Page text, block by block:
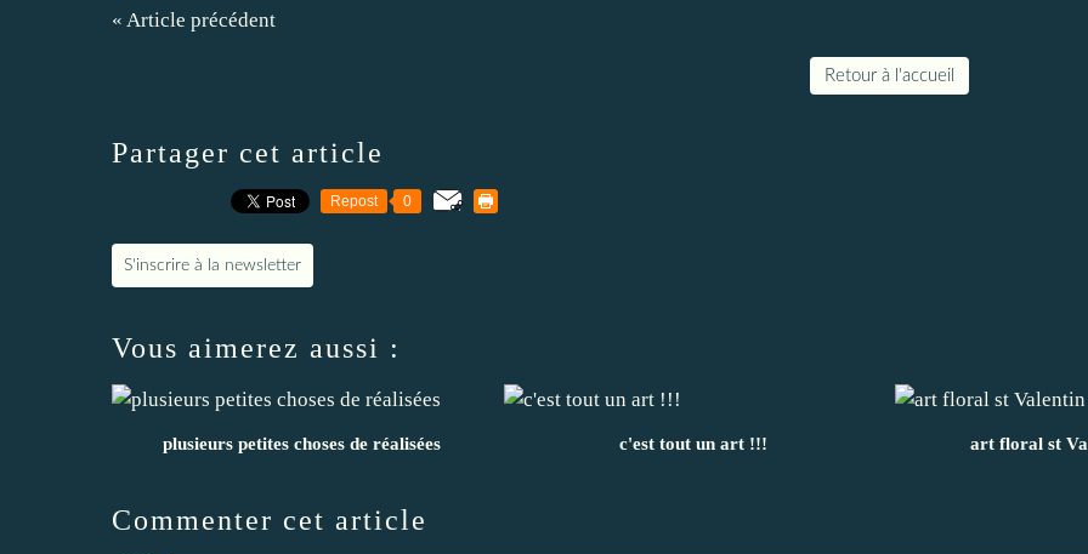
« Article précédent
Retour à l'accueil
Partager cet article
Repost 0
S'inscrire à la newsletter
Vous aimerez aussi :
plusieurs petites choses de réalisées c'est tout un art !!! art floral st
Commenter cet article